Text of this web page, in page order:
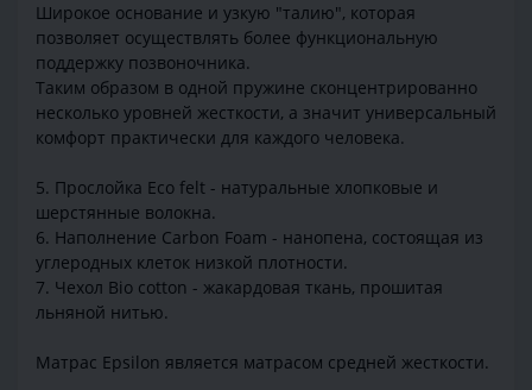
Широкое основание и узкую "талию", которая
позволяет осуществлять более функциональную
поддержку позвоночника.
Таким образом в одной пружине сконцентрированно
несколько уровней жесткости, а значит универсальный
комфорт практически для каждого человека.
5. Прослойка Eco felt - натуральные хлопковые и
шерстянные волокна.
6. Наполнение Carbon Foam - нанопена, состоящая из
углеродных клеток низкой плотности.
7. Чехол Bio cotton - жакардовая ткань, прошитая
льняной нитью.
Матрас Epsilon является матрасом средней жесткости.